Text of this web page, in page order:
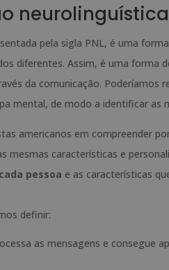
pela sigla PNL, é uma
diferentes. Assim, é uma forma
da comunicação. Poderíamos
mental, de modo a identificar as
americanos em compreender
mesmas características e
pessoa e as características
definir:
as mensagens e consegue